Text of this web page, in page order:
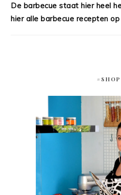
De barbecue staat hier heel
hier alle barbecue recepten
#SHOP